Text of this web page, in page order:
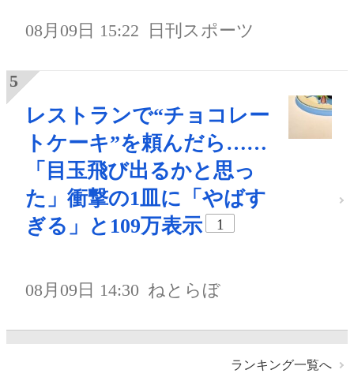
08月09日 15:22 日刊スポーツ
レストランで“チョコレー
トケーキ”を頼んだら……
「目玉飛び出るかと思っ
た」衝撃の1皿に「やばす
ぎる」と109万表示
1
08月09日 14:30 ねとらぼ
ランキング一覧へ